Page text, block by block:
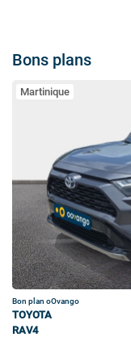
Bons plans
Martinique
Bon plan oOvango
TOYOTA
RAV4